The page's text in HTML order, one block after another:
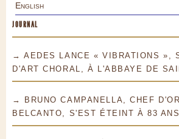
English
JOURNAL
→ AEDES LANCE « VIBRATIONS »,
D'ART CHORAL, À L'ABBAYE DE
→ BRUNO CAMPANELLA, CHEF
BELCANTO, S'EST ÉTEINT À 83 ANS